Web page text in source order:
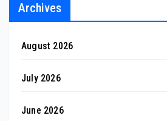
Archives
August 2026
July 2026
June 2026